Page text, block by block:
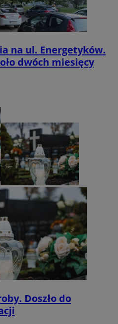
na ul. Energetyków.
dwóch miesięcy
Doszło do